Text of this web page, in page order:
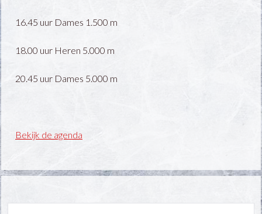
16.45 uur Dames 1.500 m
18.00 uur Heren 5.000 m
20.45 uur Dames 5.000 m
Bekijk de agenda